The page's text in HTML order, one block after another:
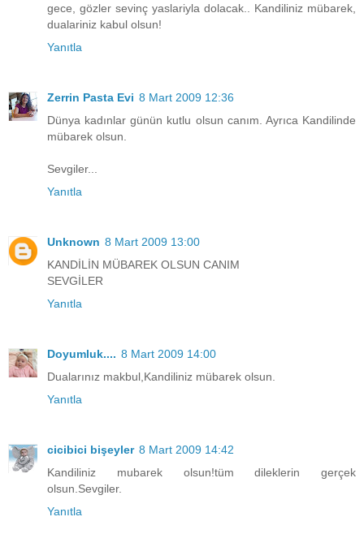
gece, gözler sevinç yaslariyla dolacak.. Kandiliniz mübarek,
dualariniz kabul olsun!
Yanıtla
Zerrin Pasta Evi 8 Mart 2009 12:36
Dünya kadınlar günün kutlu olsun canım. Ayrıca Kandilinde
mübarek olsun.
Sevgiler...
Yanıtla
Unknown 8 Mart 2009 13:00
KANDİLİN MÜBAREK OLSUN CANIM
SEVGİLER
Yanıtla
Doyumluk.... 8 Mart 2009 14:00
Dualarınız makbul,Kandiliniz mübarek olsun.
Yanıtla
cicibici bişeyler 8 Mart 2009 14:42
Kandiliniz mubarek olsun!tüm dileklerin gerçek
olsun.Sevgiler.
Yanıtla